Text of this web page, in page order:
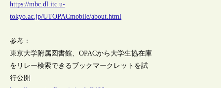
https://mbc.dl.itc.u-
tokyo.ac.jp/UTOPACmobile/about.html
参考：
東京大学附属図書館、OPACから大学生協在庫
をリレー検索できるブックマークレットを試
行公開